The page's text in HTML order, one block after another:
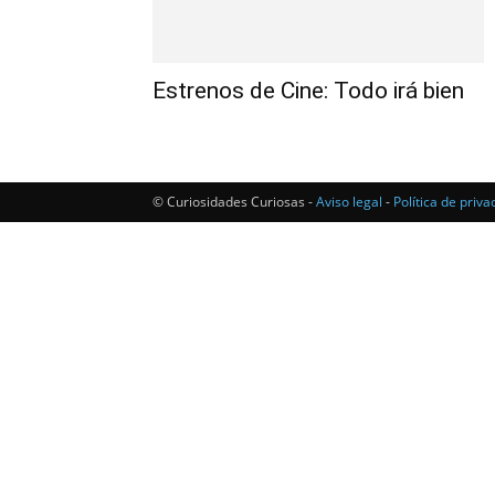
Estrenos de Cine: Todo irá bien
© Curiosidades Curiosas -Aviso legal - Política de